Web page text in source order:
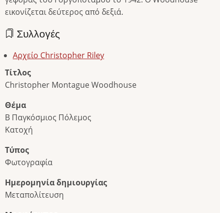
εικονίζεται δεύτερος από δεξιά.
Συλλογές
Αρχείο Christopher Riley
Τίτλος
Christopher Montague Woodhouse
Θέμα
Β Παγκόσμιος Πόλεμος
Κατοχή
Τύπος
Φωτογραφία
Ημερομηνία δημιουργίας
Μεταπολίτευση